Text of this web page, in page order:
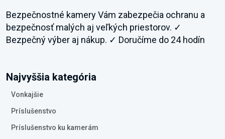
Bezpečnostné kamery Vám zabezpečia ochranu a
bezpečnosť malých aj veľkých priestorov. ✓
Bezpečný výber aj nákup. ✓ Doručíme do 24 hodín
Najvyššia kategória
Vonkajšie
Príslušenstvo
Príslušenstvo ku kamerám